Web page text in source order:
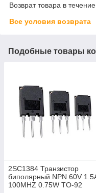
Возврат товара в
Все условия возврата
Подобные товары
2SC1384 Транзистор
биполярный NPN 60V
100MHZ 0.75W TO-92